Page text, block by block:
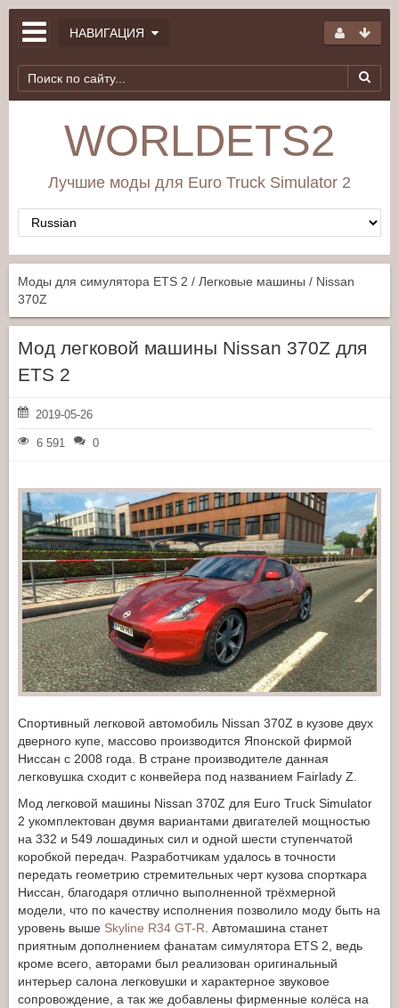
НАВИГАЦИЯ
WORLDETS2
Лучшие моды для Euro Truck Simulator 2
Моды для симулятора ETS 2 / Легковые машины / Nissan
370Z
Мод легковой машины Nissan 370Z для
ETS 2
2019-05-26
6 591 0
Спортивный легковой автомобиль Nissan 370Z в кузове двух
дверного купе, массово производится Японской фирмой
Ниссан с 2008 года. В стране производителе данная
легковушка сходит с конвейера под названием Fairlady Z.
Мод легковой машины Nissan 370Z для Euro Truck Simulator
2 укомплектован двумя вариантами двигателей мощностью
на 332 и 549 лошадиных сил и одной шести ступенчатой
коробкой передач. Разработчикам удалось в точности
передать геометрию стремительных черт кузова спорткара
Ниссан, благодаря отлично выполненной трёхмерной
модели, что по качеству исполнения позволило моду быть на
уровень выше Skyline R34 GT-R . Автомашина станет
приятным дополнением фанатам симулятора ETS 2, ведь
кроме всего, авторами был реализован оригинальный
интерьер салона легковушки и характерное звуковое
сопровождение, а так же добавлены фирменные колёса на